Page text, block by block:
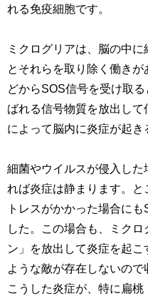
れる免疫細胞です。
ミクログリアは、脳の中
とそれらを取り除く働き
どからSOS信号を受け取
ばれる信号物質を放出し
によって脳内に炎症が起き
細菌やウイルスが侵入し
れば炎症は静まります。
トレスがかかった場合に
した。この場合も、ミク
ン」を放出して炎症を起
ような敵が存在しないので
こうした炎症が、特に扁桃